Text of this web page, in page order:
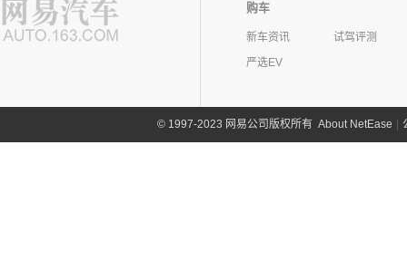
购车
新车资讯
试驾评测
严选EV
©1997-2023 网易公司版权所有 About NetEase